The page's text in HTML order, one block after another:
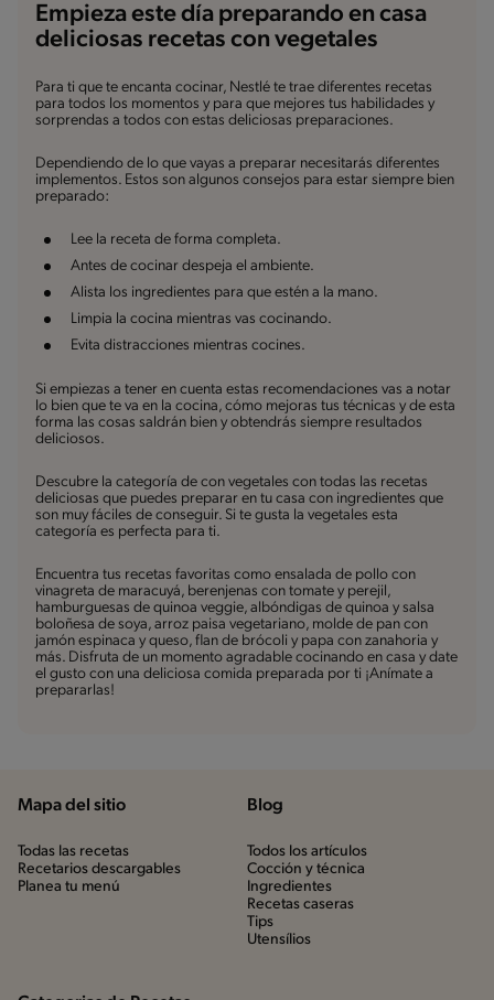
Empieza este día preparando en casa
deliciosas recetas con vegetales
Para ti que te encanta cocinar, Nestlé te trae diferentes recetas
para todos los momentos y para que mejores tus habilidades y
sorprendas a todos con estas deliciosas preparaciones.
Dependiendo de lo que vayas a preparar necesitarás diferentes
implementos. Estos son algunos consejos para estar siempre bien
preparado:
Lee la receta de forma completa.
Antes de cocinar despeja el ambiente.
Alista los ingredientes para que estén a la mano.
Limpia la cocina mientras vas cocinando.
Evita distracciones mientras cocines.
Si empiezas a tener en cuenta estas recomendaciones vas a notar
lo bien que te va en la cocina, cómo mejoras tus técnicas y de esta
forma las cosas saldrán bien y obtendrás siempre resultados
deliciosos.
Descubre la categoría de con vegetales con todas las recetas
deliciosas que puedes preparar en tu casa con ingredientes que
son muy fáciles de conseguir. Si te gusta la vegetales esta
categoría es perfecta para ti.
Encuentra tus recetas favoritas como ensalada de pollo con
vinagreta de maracuyá, berenjenas con tomate y perejil,
hamburguesas de quinoa veggie, albóndigas de quinoa y salsa
boloñesa de soya, arroz paisa vegetariano, molde de pan con
jamón espinaca y queso, flan de brócoli y papa con zanahoria y
más. Disfruta de un momento agradable cocinando en casa y date
el gusto con una deliciosa comida preparada por ti ¡Anímate a
prepararlas!
Mapa del sitio
Todas las recetas
Recetarios descargables
Planea tu menú
Blog
Todos los artículos
Cocción y técnica
Ingredientes
Recetas caseras
Tips
Utensílios